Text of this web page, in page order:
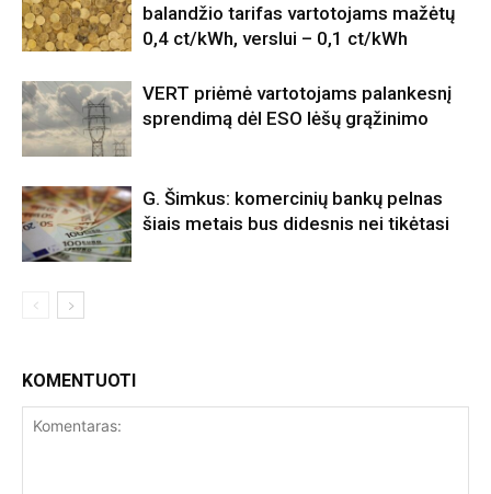
balandžio tarifas vartotojams mažėtų
0,4 ct/kWh, verslui – 0,1 ct/kWh
VERT priėmė vartotojams palankesnį
sprendimą dėl ESO lėšų grąžinimo
G. Šimkus: komercinių bankų pelnas
šiais metais bus didesnis nei tikėtasi
KOMENTUOTI